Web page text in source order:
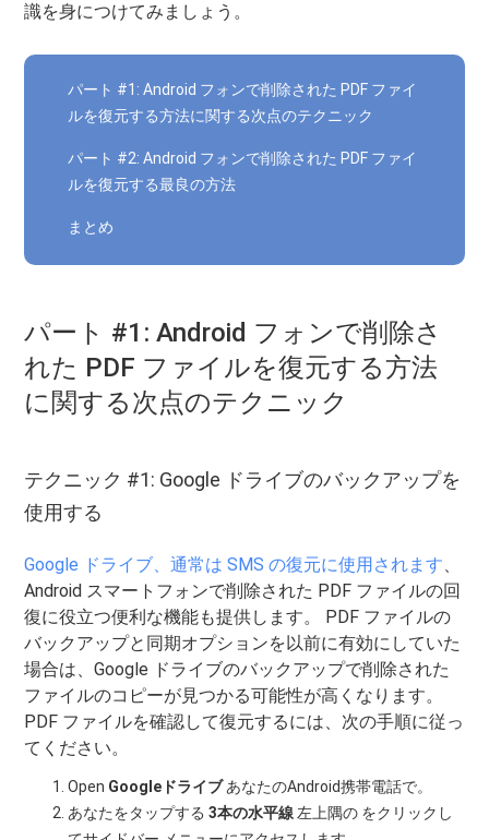
識を身につけてみましょう。
パート #1: Android フォンで削除された PDF ファイ
ルを復元する方法に関する次点のテクニック
パート #2: Android フォンで削除された PDF ファイ
ルを復元する最良の方法
まとめ
パート #1: Android フォンで削除さ
れた PDF ファイルを復元する方法
に関する次点のテクニック
テクニック #1: Google ドライブのバックアップを
使用する
Google ドライブ、通常は SMS の復元に使用されます、
Android スマートフォンで削除された PDF ファイルの回
復に役立つ便利な機能も提供します。 PDF ファイルの
バックアップと同期オプションを以前に有効にしていた
場合は、Google ドライブのバックアップで削除された
ファイルのコピーが見つかる可能性が高くなります。
PDF ファイルを確認して復元するには、次の手順に従っ
てください。
Open GoogleドライブあなたのAndroid携帯電話で。
あなたをタップする 3本の水平線 左上隅の をクリックし